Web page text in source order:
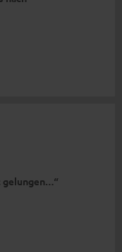
gelungen…“